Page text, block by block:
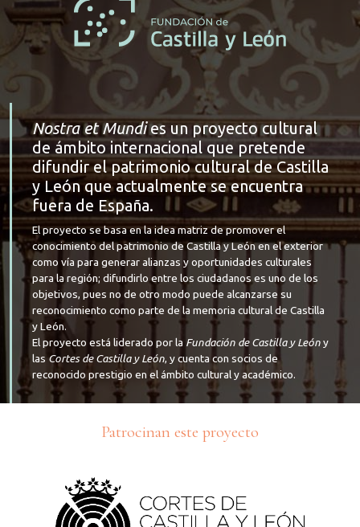
Nostra et Mundies un proyecto cultural
de ámbito internacional que pretende
difundir el patrimonio cultural de Castilla
y León que actualmente se encuentra
fuera de España.
El proyecto se basa en la idea matriz de promover el
conocimiento del patrimonio de Castilla y León en el exterior
como vía para generar alianzas y oportunidades culturales
para la región; difundirlo entre los ciudadanos es uno de los
objetivos, pues no de otro modo puede alcanzarse su
reconocimiento como parte de la memoria cultural de Castilla
y León.
El proyecto está liderado por la Fundación de Castilla y Leóny
lasCortes de Castilla y León, y cuenta con socios de
reconocido prestigio en el ámbito cultural y académico.
Patrocinan este proyecto